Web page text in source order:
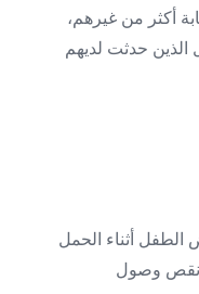
أكثر من غيرهم،
الذين حدثت لديهم
أثناء الحمل
نقص وصول